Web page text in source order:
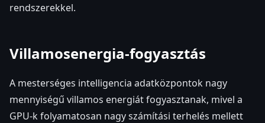
rendszerekkel.
Villamosenergia-fogyasztás
A mesterséges intelligencia adatközpontok nagy
mennyiségű villamos energiát fogyasztanak, mivel a
GPU-k folyamatosan nagy számítási terhelés mellett